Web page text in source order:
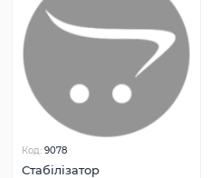
Код: 9078
Стабілізатор